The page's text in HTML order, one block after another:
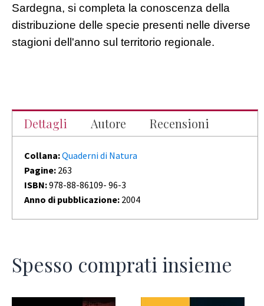
Sardegna, si completa la conoscenza della
distribuzione delle specie presenti nelle diverse
stagioni dell'anno sul territorio regionale.
Dettagli Autore Recensioni
Collana:Quaderni di Natura
Pagine: 263
ISBN:978-88-86109- 96-3
Anno di pubblicazione: 2004
Spesso comprati insieme